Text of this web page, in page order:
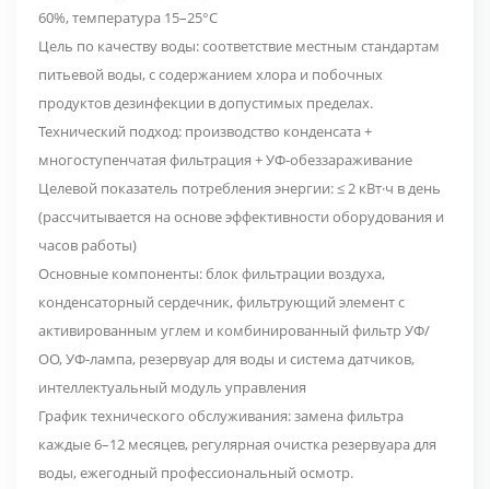
60%, температура 15–25°C
Цель по качеству воды: соответствие местным стандартам
питьевой воды, с содержанием хлора и побочных
продуктов дезинфекции в допустимых пределах.
Технический подход: производство конденсата +
многоступенчатая фильтрация + УФ-обеззараживание
Целевой показатель потребления энергии: ≤ 2 кВт·ч в день
(рассчитывается на основе эффективности оборудования и
часов работы)
Основные компоненты: блок фильтрации воздуха,
конденсаторный сердечник, фильтрующий элемент с
активированным углем и комбинированный фильтр УФ/
ОО, УФ-лампа, резервуар для воды и система датчиков,
интеллектуальный модуль управления
График технического обслуживания: замена фильтра
каждые 6–12 месяцев, регулярная очистка резервуара для
воды, ежегодный профессиональный осмотр.